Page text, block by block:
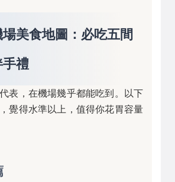
美食地圖：必吃五間
禮
表，在機場幾乎都能吃到。以下
覺得水準以上，值得你花胃容量